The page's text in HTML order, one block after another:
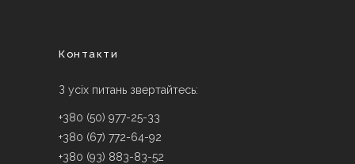
Контакти
З усіх питань звертайтесь:
+380 (50) 977-25-33
+380 (67) 772-64-92
+380 (93) 883-83-52